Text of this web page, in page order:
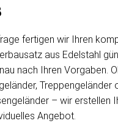
fertigen wir Ihren
aus Edelstahl
nach Ihren Vorgaben.
Treppengeländer
– wir erstellen
Angebot.